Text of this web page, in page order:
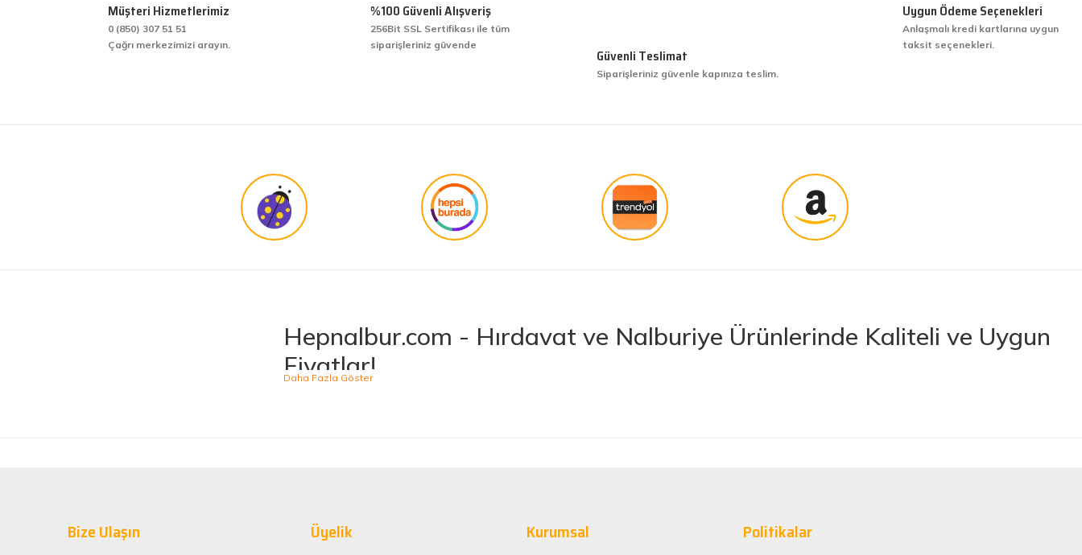
Müşteri Hizmetlerimiz
0 (850) 307 51 51
Çağrı merkezimizi arayın.
%100 Güvenli Alışveriş
256Bit SSL Sertifikası ile tüm
siparişleriniz güvende
Güvenli Teslimat
Siparişleriniz güvenle kapınıza teslim.
Uygun Ödeme Seçenekleri
Anlaşmalı kredi kartlarına uygun
taksit seçenekleri.
Hepnalbur.com - Hırdavat ve Nalburiye Ürünlerinde Kaliteli ve Uygun
Fiyatlar!
alışveriş deneyiminizi sorunsuz hale getirmek için çaba sarf ediyoruz. Ürün yelpazemizde bulunan tüm ürünler, güvenilir ve tanınmış markaların ürünleri olup uzun
ömürlü kullanım sağlayacak şekilde tasarlanmıştır. Böylece uzun vadeli kullanım ve yüksek performans elde edebilirsiniz.
Bize Ulaşın Üyelik Kurumsal Politikalar